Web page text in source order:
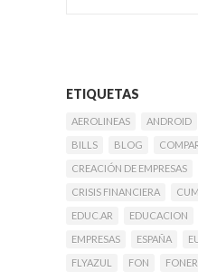
ETIQUETAS
AEROLINEAS ANDROID
BILLS
BLOG
CREACIÓN DE EMPRESAS
CRISIS FINANCIERA
EDUC.AR
EDUCACION
EMPRESAS
ESPAÑA
FLYAZUL
FON